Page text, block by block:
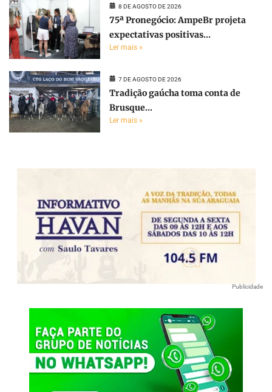
8 DE AGOSTO DE 2026
75ª Pronegócio: AmpeBr projeta
expectativas positivas...
Ler mais »
7 DE AGOSTO DE 2026
Tradição gaúcha toma conta de
Brusque...
Ler mais »
Publicidade